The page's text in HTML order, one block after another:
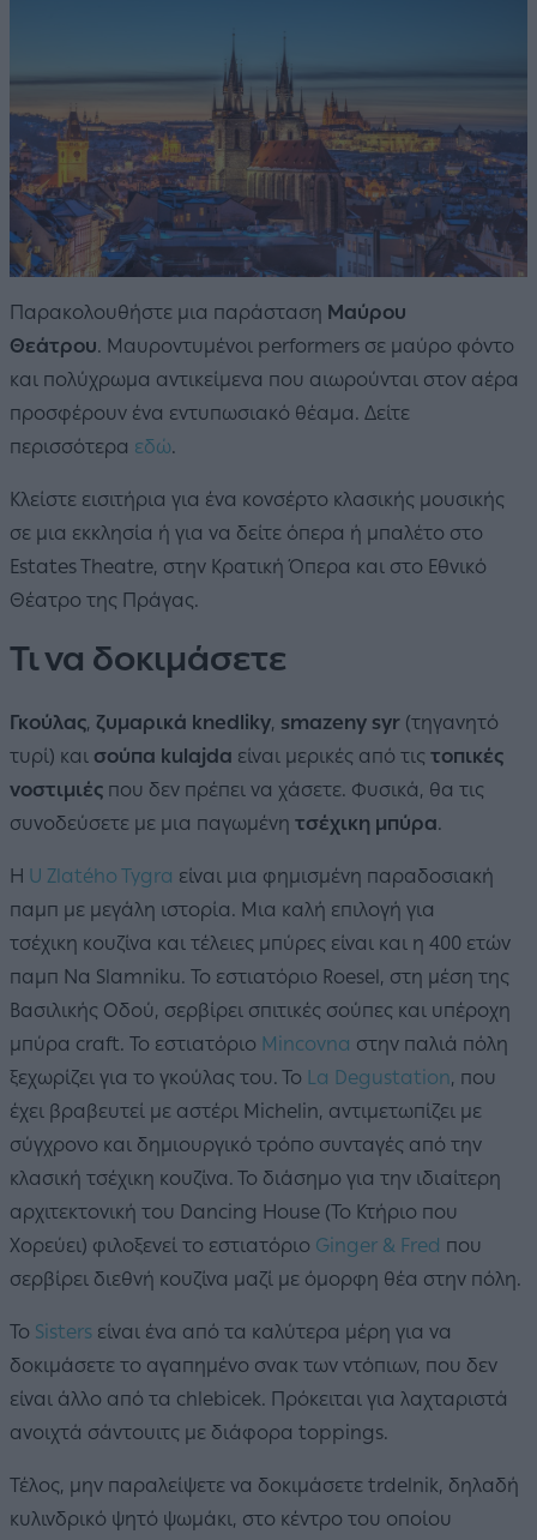
Παρακολουθήστε μια παράσταση Μαύρου
Θεάτρου. Μαυροντυμένοι performers σε μαύρο φόντο
και πολύχρωμα αντικείμενα που αιωρούνται στον αέρα
προσφέρουν ένα εντυπωσιακό θέαμα. Δείτε
περισσότερα εδώ.
Κλείστε εισιτήρια για ένα κονσέρτο κλασικής μουσικής
σε μια εκκλησία ή για να δείτε όπερα ή μπαλέτο στο
Estates Theatre, στην Κρατική Όπερα και στο Εθνικό
Θέατρο της Πράγας.
Τι να δοκιμάσετε
Γκούλας, ζυμαρικά knedliky, smazeny syr (τηγανητό
τυρί) και σούπα kulajda είναι μερικές από τις τοπικές
νοστιμιές που δεν πρέπει να χάσετε. Φυσικά, θα τις
συνοδεύσετε με μια παγωμένη τσέχικη μπύρα.
Η U Zlatého Tygra είναι μια φημισμένη παραδοσιακή
παμπ με μεγάλη ιστορία. Μια καλή επιλογή για
τσέχικη κουζίνα και τέλειες μπύρες είναι και η 400 ετών
παμπ Na Slamniku. Το εστιατόριο Roesel, στη μέση της
Βασιλικής Οδού, σερβίρει σπιτικές σούπες και υπέροχη
μπύρα craft. Το εστιατόριο Mincovna στην παλιά πόλη
ξεχωρίζει για το γκούλας του. Το La Degustation, που
έχει βραβευτεί με αστέρι Michelin, αντιμετωπίζει με
σύγχρονo και δημιουργικό τρόπο συνταγές από την
κλασική τσέχικη κουζίνα. Το διάσημο για την ιδιαίτερη
αρχιτεκτονική του Dancing House (Το Κτήριο που
Χορεύει) φιλοξενεί το εστιατόριο Ginger & Fred που
σερβίρει διεθνή κουζίνα μαζί με όμορφη θέα στην πόλη.
Το Sisters είναι ένα από τα καλύτερα μέρη για να
δοκιμάσετε το αγαπημένο σνακ των ντόπιων, που δεν
είναι άλλο από τα chlebicek. Πρόκειται για λαχταριστά
ανοιχτά σάντουιτς με διάφορα toppings.
Τέλος, μην παραλείψετε να δοκιμάσετε trdelnik, δηλαδή
κυλινδρικό ψητό ψωμάκι, στο κέντρο του οποίου